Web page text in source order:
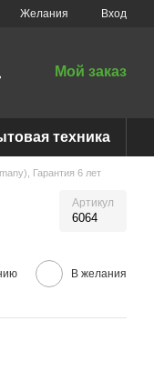
Желания Вход
Мой заказ
техника
Гарантия 6 лет
Артикул
6064
В желания